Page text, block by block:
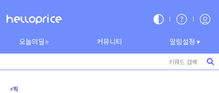
오늘의딜⭐ 커뮤니티 알림설정 ▾
⚡️픽